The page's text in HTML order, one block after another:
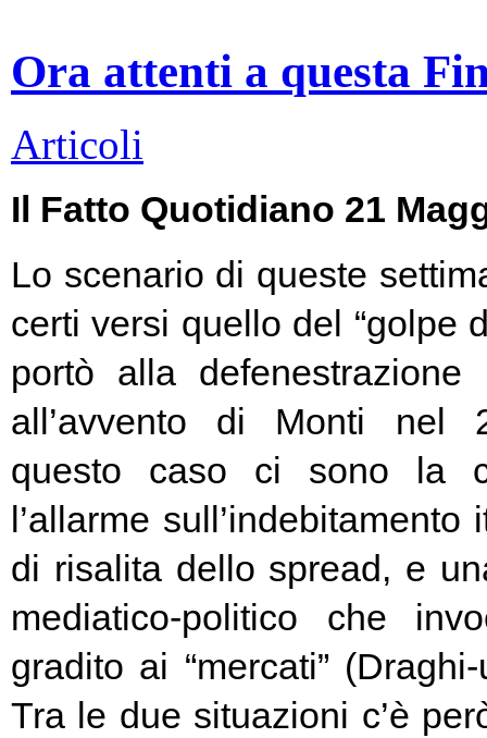
Ora attenti a questa
Articoli
Il Fatto Quotidiano 21
Lo scenario di queste
certi versi quello del “golpe
portò alla
all’avvento di Monti nel
questo caso ci sono la
l’allarme
di risalita dello spread, e
mediatico-politico che
gradito ai “mercati”
Tra le due situazioni c’è